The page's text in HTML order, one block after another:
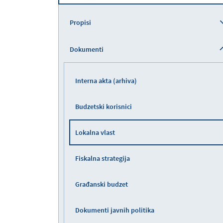
Propisi
Dokumenti
Interna akta (arhiva)
Budzetski korisnici
Lokalna vlast
Fiskalna strategija
Građanski budzet
Dokumenti javnih politika